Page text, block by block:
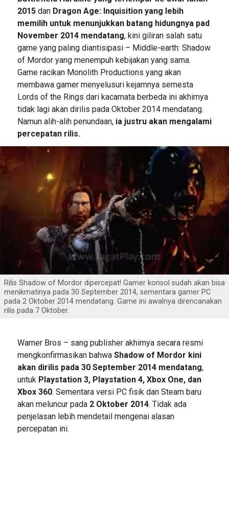
2015dan Dragon Age: Inquisition yang lebih
memilih untuk menunjukkan batang hidungnya pad
November 2014 mendatang, kini giliran salah satu
game yang paling diantisipasi – Middle-earth: Shadow
of Mordor yang menempuh kebijakan yang sama.
Game racikan Monolith Productions yang akan
membawa gamer menyelusuri kejamnya semesta
Lords of the Rings dari kacamata berbeda ini akhirnya
tidak lagi akan dirilis pada Oktober 2014 mendatang.
Namun alih-alih penundaan, ia justru akan mengalami
percepatan rilis.
Rilis Shadow of Mordor dipercepat! Gamer konsol sudah akan bisa
menikmatinya pada 30 September 2014, sementara gamer PC
pada 2 Oktober 2014 mendatang. Game ini awalnya direncanakan
rilis pada 7 Oktober.
Warner Bros – sang publisher akhirnya secara resmi
mengkonfirmasikan bahwa Shadow of Mordor kini
akan dirilis pada 30 September 2014 mendatang,
untuk Playstation 3, Playstation 4, Xbox One, dan
Xbox 360. Sementara versi PC fisik dan Steam baru
akan meluncur pada 2 Oktober 2014. Tidak ada
penjelasan lebih mendetail mengenai alasan
percepatan ini.